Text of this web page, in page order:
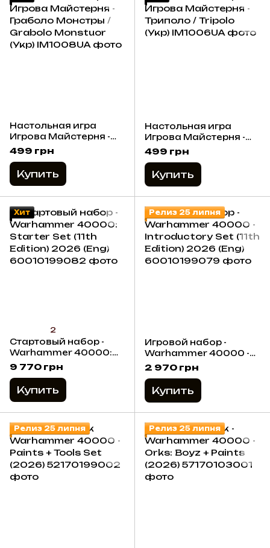
Настольная игра
Игрова Майстерня -
Граболо Монстры /
Grabolo Monstuor
(Укр)
499 грн
Купить
Настольная игра
Игрова Майстерня -
Триполо / Tripolo (Укр)
499 грн
Купить
Хит
2
Стартовый набор -
Warhammer 40000:
Starter Set (11th
Edition) 2026 (Eng)
9 770 грн
Купить
Релиз 25 липня
Игровой набор -
Warhammer 40000 -
Introductory Set (11th
Edition) 2026 (Eng)
2 970 грн
Купить
Релиз 25 липня Релиз 25 липня